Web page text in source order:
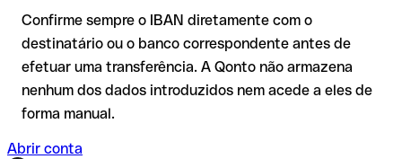
precaução é especialmente importante com montantes
elevados ou em novas relações comerciais.
Confirme sempre o IBAN diretamente com o
destinatário ou o banco correspondente antes de
efetuar uma transferência. A Qonto não armazena
nenhum dos dados introduzidos nem acede a eles de
forma manual.
Abrir conta